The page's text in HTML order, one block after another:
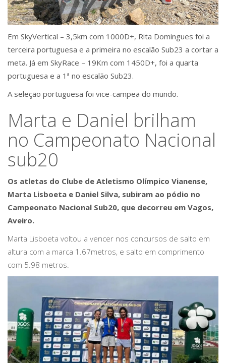
Em SkyVertical – 3,5km com 1000D+, Rita Domingues foi a
terceira portuguesa e a primeira no escalão Sub23 a cortar a
meta. Já em SkyRace – 19Km com 1450D+, foi a quarta
portuguesa e a 1ª no escalão Sub23.
A seleção portuguesa foi vice-campeã do mundo.
Marta e Daniel brilham
no Campeonato Nacional
sub20
Os atletas do Clube de Atletismo Olímpico Vianense,
Marta Lisboeta e Daniel Silva, subiram ao pódio no
Campeonato Nacional Sub20, que decorreu em Vagos,
Aveiro.
Marta Lisboeta voltou a vencer nos concursos de salto em
altura com a marca 1.67metros, e salto em comprimento
com 5.98 metros.